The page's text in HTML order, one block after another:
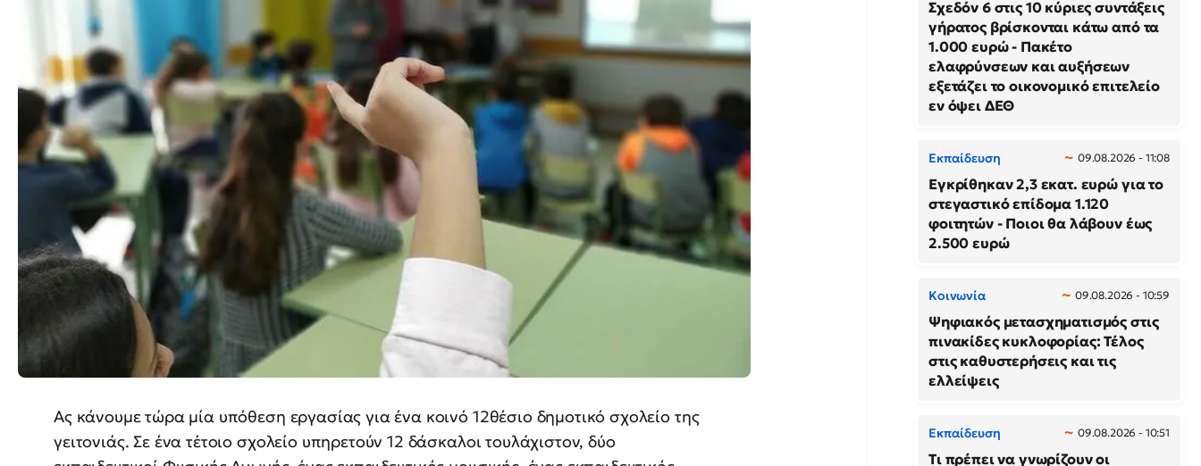
Ας κάνουμε τώρα μία υπόθεση εργασίας για ένα κοινό 12θέσιο δημοτικό σχολείο της
γειτονιάς. Σε ένα τέτοιο σχολείο υπηρετούν 12 δάσκαλοι τουλάχιστον, δύο
Σχεδόν 6 στις 10 κύριες συντάξεις
γήρατος βρίσκονται κάτω από τα
1.000 ευρώ - Πακέτο
ελαφρύνσεων και αυξήσεων
εξετάζει το οικονομικό επιτελείο
εν όψει ΔΕΘ
Εκπαίδευση 09.08.2026 - 11:08
Εγκρίθηκαν 2,3 εκατ. ευρώ για το
στεγαστικό επίδομα 1.120
φοιτητών - Ποιοι θα λάβουν έως
2.500 ευρώ
Κοινωνία 09.08.2026 - 10:59
Ψηφιακός μετασχηματισμός στις
πινακίδες κυκλοφορίας: Τέλος
στις καθυστερήσεις και τις
ελλείψεις
Εκπαίδευση 09.08.2026 - 10:51
Τι πρέπει να γνωρίζουν οι